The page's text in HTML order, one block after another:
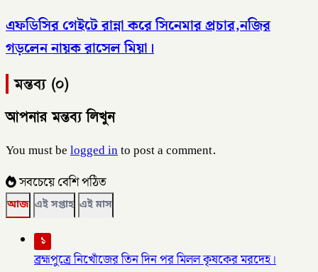
এফডিসির গেইটে রান্না করে সিনেমার প্রচার,নজির
গড়লেন নায়ক রাসেল মিয়া।
মন্তব্য (০)
আপনার মন্তব্য লিখুন
You must belogged into post a comment.
সবচেয়ে বেশি পঠিত
আজ এই সপ্তাহ এই মাস
১
ব্রহ্মপুত্রে নিখোঁজের তিন দিন পর মিলল কৃষকের মরদেহ।